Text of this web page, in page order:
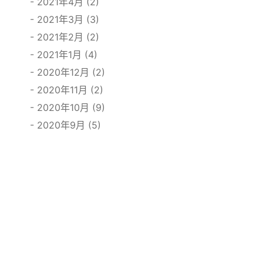
2021年3月 (3)
2021年2月 (2)
2021年1月 (4)
2020年12月 (2)
2020年11月 (2)
2020年10月 (9)
2020年9月 (5)